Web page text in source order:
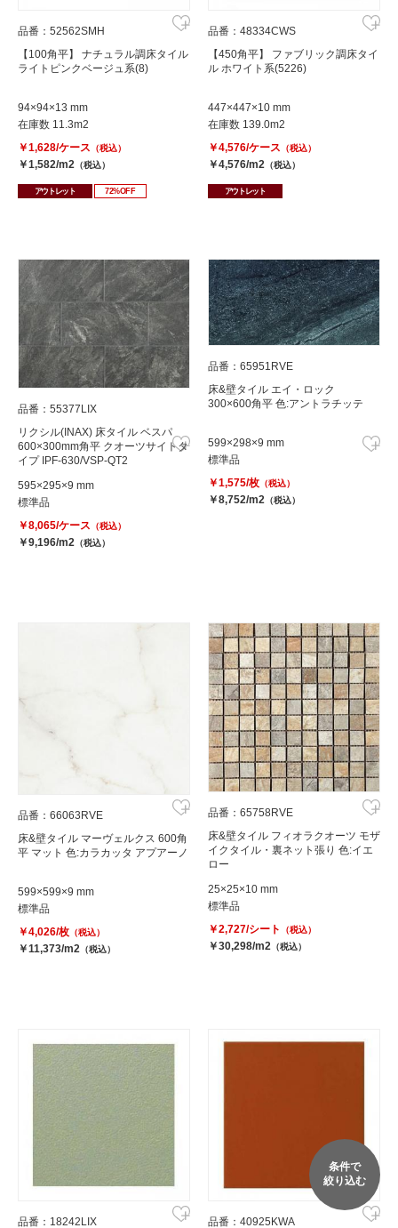
品番：52562SMH
【100角平】 ナチュラル調床タイル
ライトピンクベージュ系(8)
94×94×13 mm
在庫数 11.3m2
￥1,628/ケース （税込）
￥1,582/m2 （税込）
アウトレット 72%OFF
品番：48334CWS
【450角平】 ファブリック調床タイ
ル ホワイト系(5226)
447×447×10 mm
在庫数 139.0m2
￥4,576/ケース （税込）
￥4,576/m2 （税込）
アウトレット
品番：55377LIX
リクシル(INAX) 床タイル ベスパ
600×300mm角平 クオーツサイトタ
イプ IPF-630/VSP-QT2
595×295×9 mm
標準品
￥8,065/ケース （税込）
￥9,196/m2 （税込）
品番：65951RVE
床&壁タイル エイ・ロック
300×600角平 色:アントラチッテ
599×298×9 mm
標準品
￥1,575/枚 （税込）
￥8,752/m2 （税込）
品番：66063RVE
床&壁タイル マーヴェルクス 600角
平 マット 色:カラカッタ アプアーノ
599×599×9 mm
標準品
￥4,026/枚 （税込）
￥11,373/m2 （税込）
品番：65758RVE
床&壁タイル フィオラクオーツ モザ
イクタイル・裏ネット張り 色:イエ
ロー
25×25×10 mm
標準品
￥2,727/シート
（税込）
￥30,298/m2 （税込）
品番：18242LIX 品番：40925KWA
条件で
絞り込む